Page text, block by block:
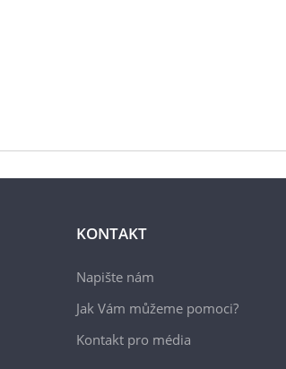
KONTAKT
Napište nám
Jak Vám můžeme pomoci?
Kontakt pro média